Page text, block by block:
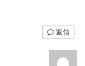
返信